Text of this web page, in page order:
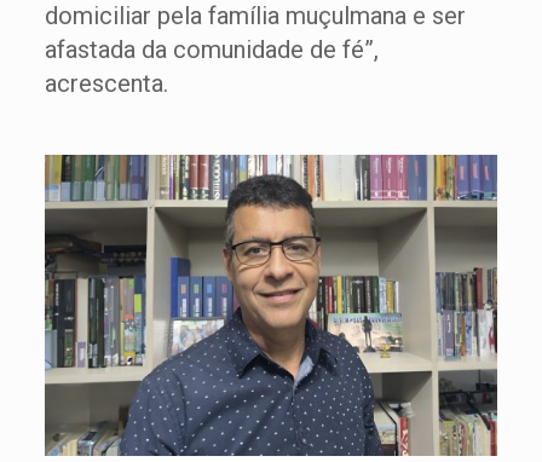
domiciliar pela família muçulmana e ser
afastada da comunidade de fé”,
acrescenta.